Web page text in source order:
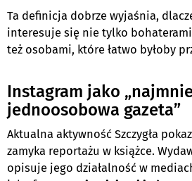
Ta definicja dobrze wyjaśnia,
interesuje się nie tylko
też osobami, które łatwo byłoby
Instagram jako
jednoosobowa gazeta”
Aktualna aktywność Szczygła
zamyka reportażu w książce.
opisuje jego działalność w